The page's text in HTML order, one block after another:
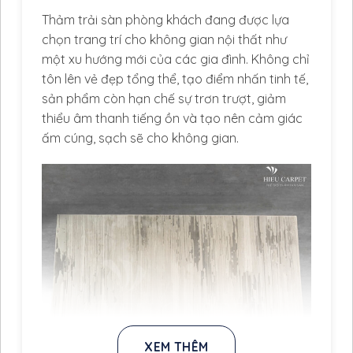
Thảm trải sàn phòng khách đang được lựa
chọn trang trí cho không gian nội thất như
một xu hướng mới của các gia đình. Không chỉ
tôn lên vẻ đẹp tổng thể, tạo điểm nhấn tinh tế,
sản phẩm còn hạn chế sự trơn trượt, giảm
thiểu âm thanh tiếng ồn và tạo nên cảm giác
ấm cúng, sạch sẽ cho không gian.
XEM THÊM